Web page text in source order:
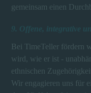
gemeinsam einen
Bei TimeTeller fördern
wird, wie er ist -
ethnischen
Wir engagieren uns für